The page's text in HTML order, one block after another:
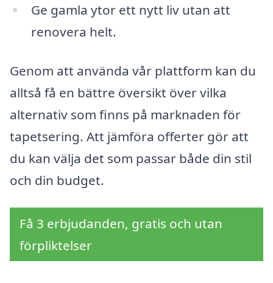
Ge gamla ytor ett nytt liv utan att
renovera helt.
Genom att använda vår plattform kan du
alltså få en bättre översikt över vilka
alternativ som finns på marknaden för
tapetsering. Att jämföra offerter gör att
du kan välja det som passar både din stil
och din budget.
Få 3 erbjudanden, gratis och utan
förpliktelser